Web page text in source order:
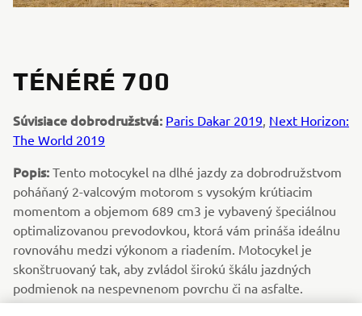
TÉNÉRÉ 700
Súvisiace dobrodružstvá: Paris Dakar 2019, Next Horizon:
The World 2019
Popis: Tento motocykel na dlhé jazdy za dobrodružstvom
poháňaný 2-valcovým motorom s vysokým krútiacim
momentom a objemom 689 cm3 je vybavený špeciálnou
optimalizovanou prevodovkou, ktorá vám prináša ideálnu
rovnováhu medzi výkonom a riadením. Motocykel je
skonštruovaný tak, aby zvládol širokú škálu jazdných
podmienok na nespevnenom povrchu či na asfalte.
Kompaktný rúrkový podvozok a štíhla karoséria ponúkajú